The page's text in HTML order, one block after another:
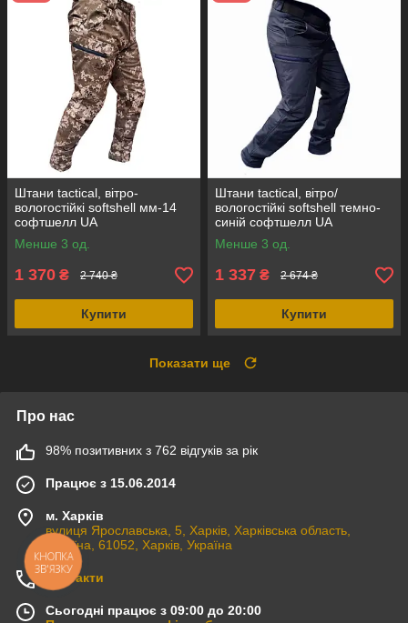
Штани tactical, вітро-
вологостійкі softshell мм-14
софтшелл UA
Менше 3 од.
1 370 ₴ 2 740 ₴
Купити
Штани tactical, вітро/
вологостійкі softshell темно-
синій софтшелл UA
Менше 3 од.
1 337 ₴ 2 674 ₴
Купити
Показати ще
Про нас
98% позитивних з 762 відгуків за рік
Працює з 15.06.2014
м. Харків
вулиця Ярославська, 5, Харків, Харківська область,
Україна, 61052, Харків, Україна
Контакти
Сьогодні працює з 09:00 до 20:00
КНОПКА
ЗВ'ЯЗКУ